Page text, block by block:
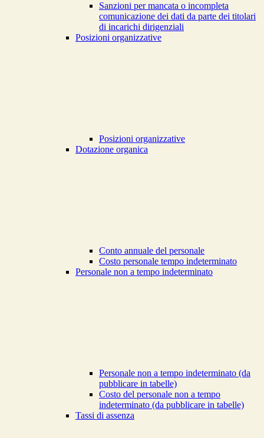
Sanzioni per mancata o incompleta
comunicazione dei dati da parte dei titolari
di incarichi dirigenziali
Posizioni organizzative
Posizioni organizzative
Dotazione organica
Conto annuale del personale
Costo personale tempo indeterminato
Personale non a tempo indeterminato
Personale non a tempo indeterminato (da
pubblicare in tabelle)
Costo del personale non a tempo
indeterminato (da pubblicare in tabelle)
Tassi di assenza